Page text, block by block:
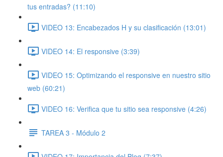
tus entradas? (11:10)
VIDEO 13: Encabezados H y su clasificación (13:01)
VIDEO 14: El responsive (3:39)
VIDEO 15: Optimizando el responsive en nuestro sitio
web (60:21)
VIDEO 16: Verifica que tu sitio sea responsive (4:26)
TAREA 3 - Módulo 2